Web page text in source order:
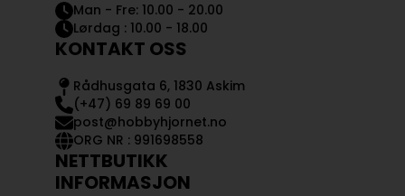
Man - Fre: 10.00 - 20.00
Lørdag : 10.00 - 18.00
KONTAKT OSS
Rådhusgata 6, 1830 Askim
(+47) 69 89 69 00
post@hobbyhjornet.no
ORG NR : 991698558
NETTBUTIKK
INFORMASJON